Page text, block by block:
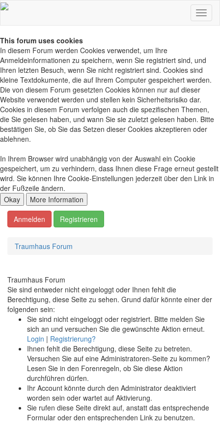
This forum uses cookies
In diesem Forum werden Cookies verwendet, um Ihre
Anmeldeinformationen zu speichern, wenn Sie registriert sind, und
Ihren letzten Besuch, wenn Sie nicht registriert sind. Cookies sind
kleine Textdokumente, die auf Ihrem Computer gespeichert werden.
Die von diesem Forum gesetzten Cookies können nur auf dieser
Website verwendet werden und stellen kein Sicherheitsrisiko dar.
Cookies in diesem Forum verfolgen auch die spezifischen Themen,
die Sie gelesen haben, und wann Sie sie zuletzt gelesen haben. Bitte
bestätigen Sie, ob Sie das Setzen dieser Cookies akzeptieren oder
ablehnen.
In Ihrem Browser wird unabhängig von der Auswahl ein Cookie
gespeichert, um zu verhindern, dass Ihnen diese Frage erneut gestellt
wird. Sie können Ihre Cookie-Einstellungen jederzeit über den Link in
der Fußzeile ändern.
Anmelden Registrieren
Traumhaus Forum
Traumhaus Forum
Sie sind entweder nicht eingeloggt oder Ihnen fehlt die
Berechtigung, diese Seite zu sehen. Grund dafür könnte einer der
folgenden sein:
Sie sind nicht eingeloggt oder registriert. Bitte melden Sie
sich an und versuchen Sie die gewünschte Aktion erneut.
Login | Registrierung?
Ihnen fehlt die Berechtigung, diese Seite zu betreten.
Versuchen Sie auf eine Administratoren-Seite zu kommen?
Lesen Sie in den Forenregeln, ob Sie diese Aktion
durchführen dürfen.
Ihr Account könnte durch den Administrator deaktiviert
worden sein oder wartet auf Aktivierung.
Sie rufen diese Seite direkt auf, anstatt das entsprechende
Formular oder den entsprechenden Link zu benutzen.